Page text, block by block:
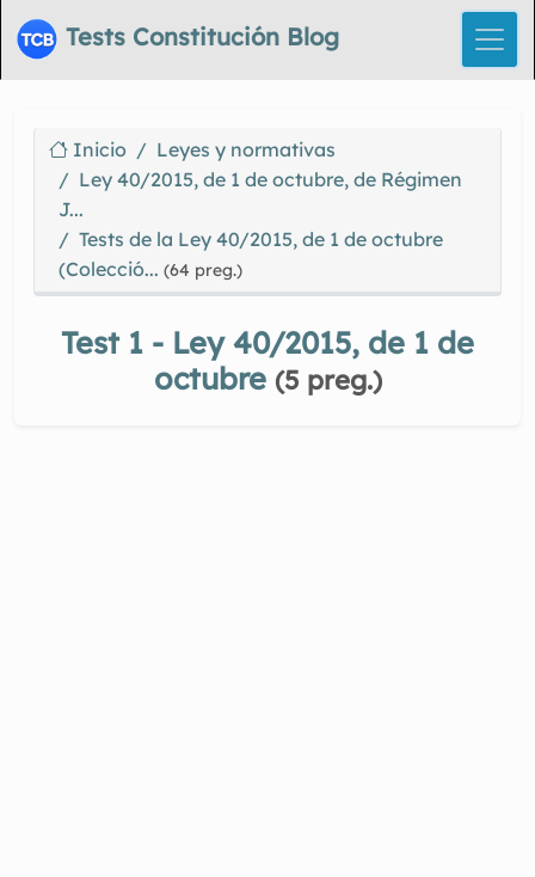
Tests Constitución Blog
Inicio
Leyes y normativas
Ley 40/2015, de 1 de octubre, de Régimen
J...
Tests de la Ley 40/2015, de 1 de octubre
(Colecció... (64 preg.)
Test 1 - Ley 40/2015, de 1 de
octubre (5 preg.)